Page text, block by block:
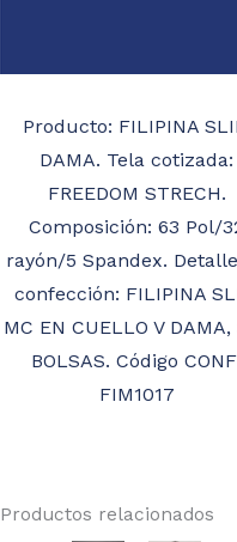
Producto: FILIPINA
DAMA. Tela cotizada:
FREEDOM STRECH.
Composición: 63 Pol/
rayón/5 Spandex.
confección: FILIPINA
MC EN CUELLO V DAMA,
BOLSAS. Código
FIM1017
Productos relacionados